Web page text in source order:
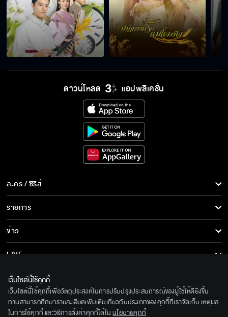
ดาวน์โหลด แอปพลิเคชั่น
ละคร / ซีรีส์
ละคร/ซีรีส์
ซีรีส์นานาชาติ
การ์ตูน & เกม
รายการ
รายการทั้งหมด
ข่าว
ข่าวทั้งหมด
ข่าวประชาสัมพันธ์
LIVE
เกี่ยวกับเรา
BEC World
รู้จักเรา
ติดตามเราได้ที่
เว็บไซต์นี้ใช้คุกกี้
เว็บไซต์นี้ใช้คุกกี้เพื่อวัตถุประสงค์ในการปรับปรุงประสบการณ์ของผู้ใช้ให้ดียิ่งขึ้น
ท่านสามารถศึกษารายละเอียดเพิ่มเติมเกี่ยวกับประเภทของคุกกี้ที่เราจัดเก็บ เหตุผล
ในการใช้คุกกี้ และวิธีการตั้งค่าคุกกี้ได้ใน นโยบายคุกกี้